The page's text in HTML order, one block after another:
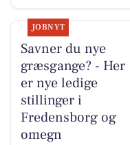
JOBNYT
Savner du nye
græsgange? - Her
er nye ledige
stillinger i
Fredensborg og
omegn